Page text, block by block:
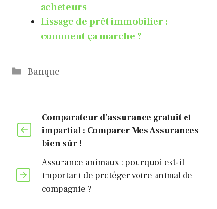
acheteurs
Lissage de prêt immobilier :
comment ça marche ?
Catégories
Banque
Comparateur d’assurance gratuit et
impartial : Comparer Mes Assurances
bien sûr !
Assurance animaux : pourquoi est-il
important de protéger votre animal de
compagnie ?